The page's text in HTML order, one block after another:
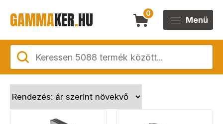
GAMMAKER.HU 0
Menü